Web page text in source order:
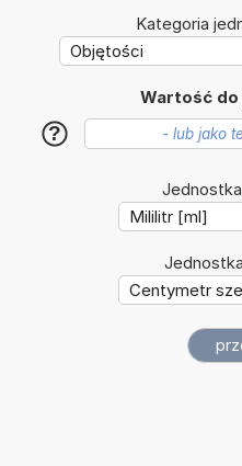
Kategoria
Wartość
?